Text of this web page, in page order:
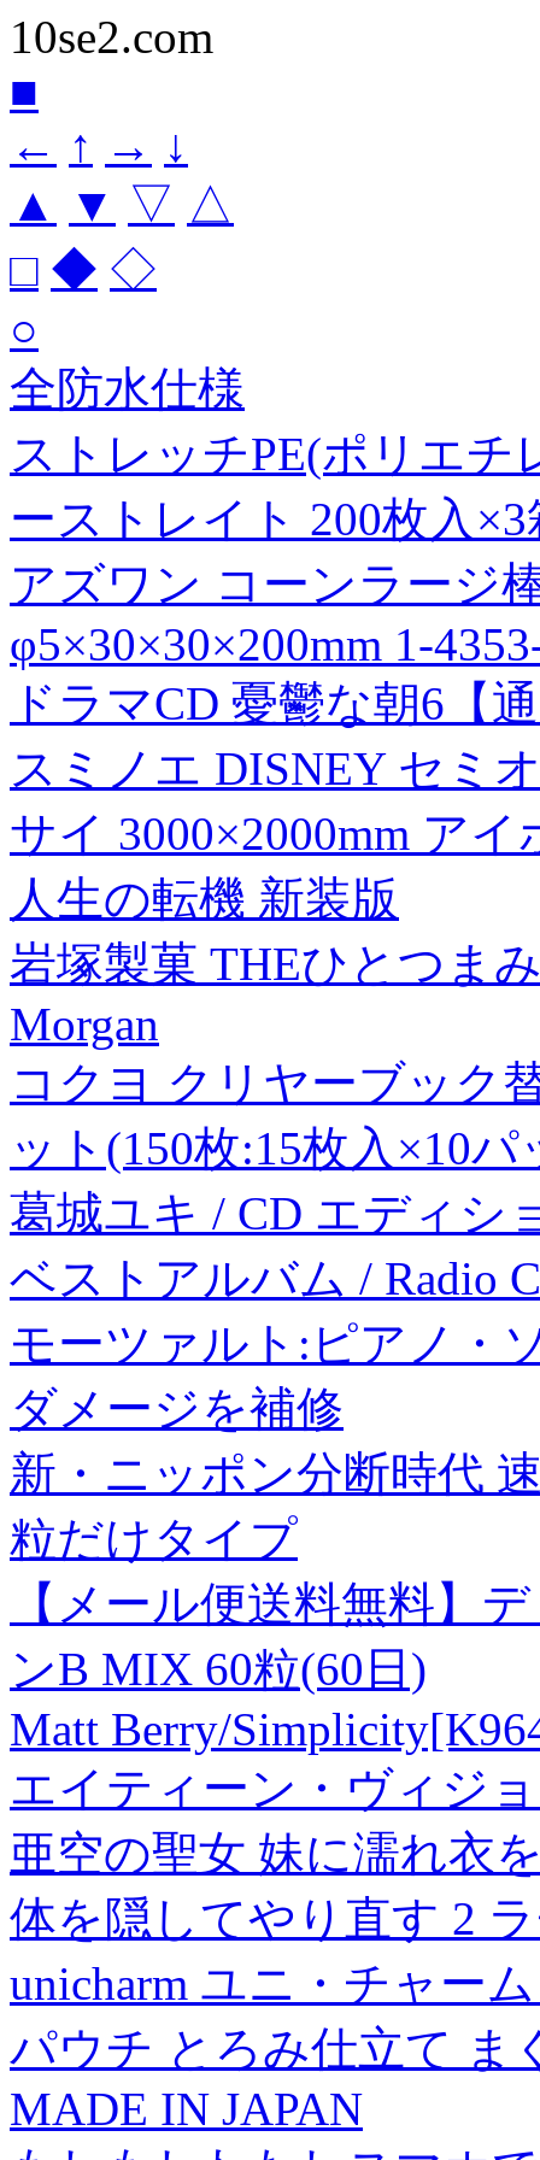
10se2.com
■
← ↑ → ↓
▲
▼ ▽ △
□ ◆ ◇
○
全防水仕様
ストレッチPE(ポリエ
ーストレイト 200枚入
アズワン コーンラージ
φ5×30×30×200mm 1-
ドラマCD 憂鬱な朝6【
スミノエ DISNEY セミ
サイ 3000×2000mm ア
人生の転機 新装版
岩塚製菓 THEひとつま
Morgan
コクヨ クリヤーブック
ット(150枚:15枚入×10パ
葛城ユキ / CD エディシ
ベストアルバム / Radio
モーツァルト:ピアノ・
ダメージを補修
新・ニッポン分断時代
粒だけタイプ
【メール便送料無料】
ンB MIX 60粒(60日)
Matt Berry/
エイティーン・ヴィジ
亜空の聖女 妹に濡れ衣
体を隠してやり直す 2
unicharm ユニ・チャー
パウチ とろみ仕立て ま
MADE IN JAPAN